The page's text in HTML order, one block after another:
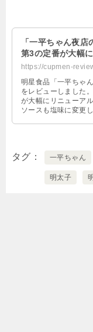
「一平ちゃん夜店
第3の定番が大幅
https://cupmen-
明星食品「一平ちゃ
をレビューしました
が大幅にリニューア
ソースも塩味に変更
タグ 一平ちゃん
明太子